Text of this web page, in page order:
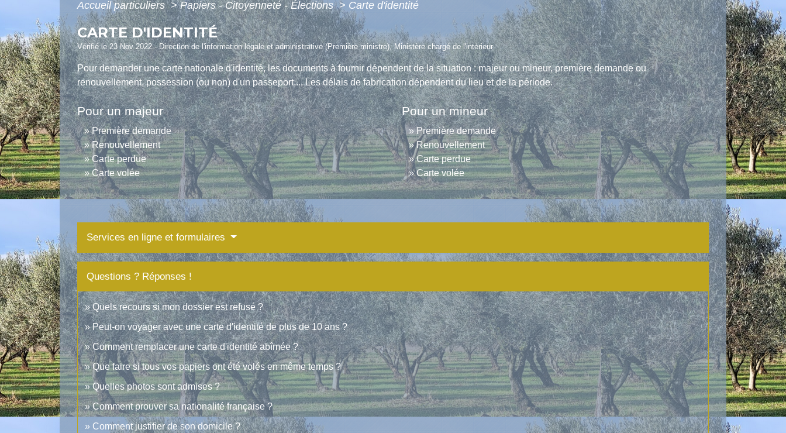
Accueil particuliers> Papiers - Citoyenneté - Élections> Carte d'identité
CARTE D'IDENTITÉ
Vérifié le 23 Nov 2022 - Direction de l'information légale et administrative (Première ministre), Ministère chargé de l'intérieur
Pour demander une carte nationale d'identité, les documents à fournir dépendent de la situation : majeur ou mineur, première demande ou
renouvellement, possession (ou non) d'un passeport,... Les délais de fabrication dépendent du lieu et de la période.
Pour un majeur
Première demande
Renouvellement
Carte perdue
Carte volée
Pour un mineur
Première demande
Renouvellement
Carte perdue
Carte volée
Services en ligne et formulaires
Questions ? Réponses !
Quels recours si mon dossier est refusé ?
Peut-on voyager avec une carte d'identité de plus de 10 ans ?
Comment remplacer une carte d'identité abîmée ?
Que faire si tous vos papiers ont été volés en même temps ?
Quelles photos sont admises ?
Comment prouver sa nationalité française ?
Comment justifier de son domicile ?